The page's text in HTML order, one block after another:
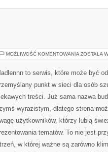
MOŻLIWOŚĆ KOMENTOWANIA ŻYCIE
ZOSTAŁA
to serwis, które może być
punkt w sieci dla osób
treści. Już sama nazwa
wyrazistym, dlatego strona
użytkowników, którzy lubią
tematów. To nie jest
w której ważne są zarówno